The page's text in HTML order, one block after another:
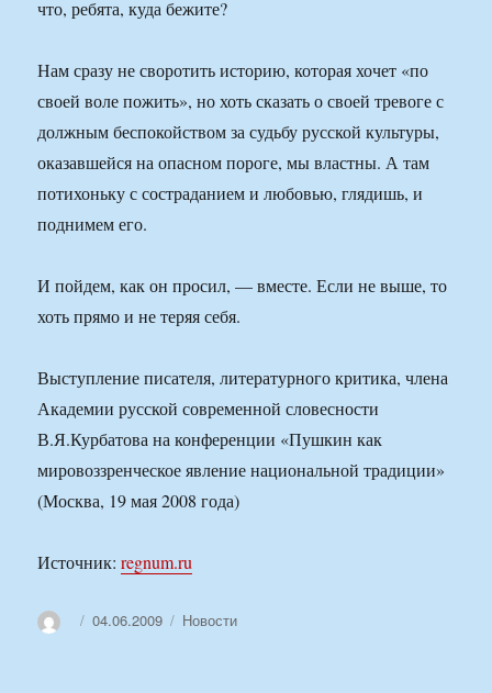
что, ребята, куда бежите?
Нам сразу не своротить историю, которая хочет «по
своей воле пожить», но хоть сказать о своей тревоге с
должным беспокойством за судьбу русской культуры,
оказавшейся на опасном пороге, мы властны. А там
потихоньку с состраданием и любовью, глядишь, и
поднимем его.
И пойдем, как он просил, — вместе. Если не выше, то
хоть прямо и не теряя себя.
Выступление писателя, литературного критика, члена
Академии русской современной словесности
В.Я.Курбатова на конференции «Пушкин как
мировоззренческое явление национальной традиции»
(Москва, 19 мая 2008 года)
Источник:regnum.ru
АвторОпубликовано
04.06.2009 Рубрики
Новости